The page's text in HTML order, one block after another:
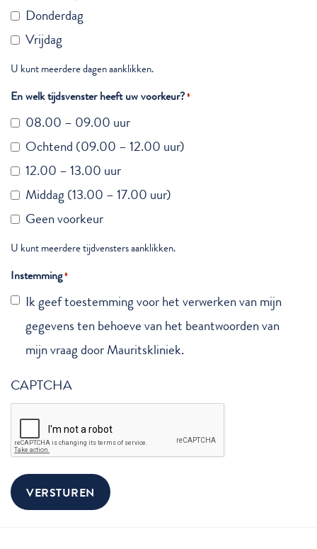
Donderdag
Vrijdag
U kunt meerdere dagen aanklikken.
En welk tijdsvenster heeft uw voorkeur?*
08.00 – 09.00 uur
Ochtend (09.00 – 12.00 uur)
12.00 – 13.00 uur
Middag (13.00 – 17.00 uur)
Geen voorkeur
U kunt meerdere tijdvensters aanklikken.
Instemming*
Ik geef toestemming voor het verwerken van mijn
gegevens ten behoeve van het beantwoorden van
mijn vraag door Mauritskliniek.
CAPTCHA